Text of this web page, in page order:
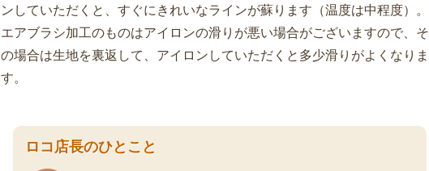
ンしていただくと、すぐにきれいなラインが蘇ります（温度は中程度）。
エアブラシ加工のものはアイロンの滑りが悪い場合がございますので、そ
の場合は生地を裏返して、アイロンしていただくと多少滑りがよくなりま
す。
ロコ店長のひとこと